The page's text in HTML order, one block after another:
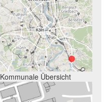
Kommunale Übersicht